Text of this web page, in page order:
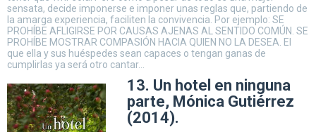
sensata, decide imponerse e imponer unas reglas que, partiendo de
la amarga experiencia, faciliten la convivencia. Por ejemplo: SE
PROHÍBE AFLIGIRSE POR CAUSAS AJENAS AL SENTIDO COMÚN. SE
PROHÍBE MOSTRAR COMPASIÓN HACIA QUIEN NO LA DESEA. El
que ella y sus huéspedes sean capaces o tengan ganas de
cumplirlas ya será otro cantar…
13. Un hotel en ninguna
parte, Mónica Gutiérrez
(2014).